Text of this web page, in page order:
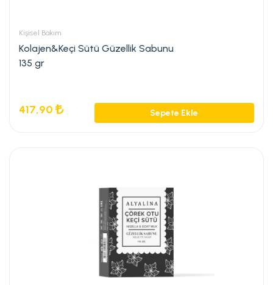
Kişisel Bakım
Kolajen&Keçi Sütü Güzellik Sabunu
135 gr
417,90 Sepete Ekle